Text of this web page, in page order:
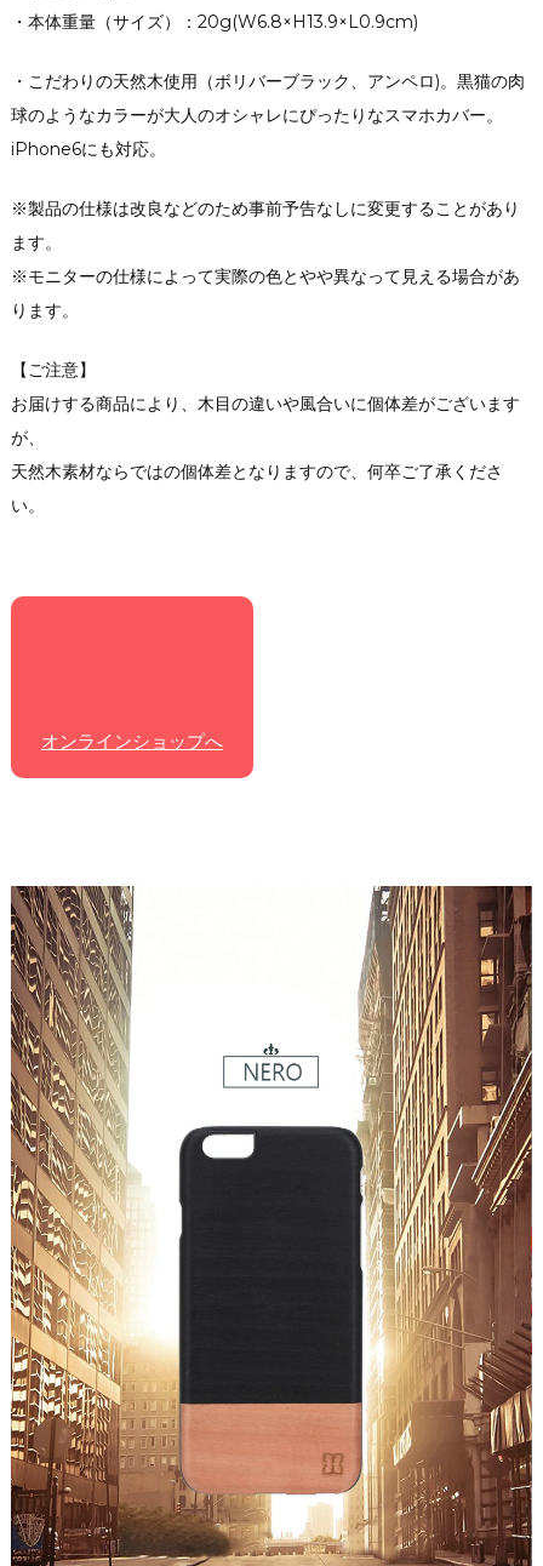
・本体重量（サイズ）：20g(W6.8×H13.9×L0.9cm)
・こだわりの天然木使用（ボリバーブラック、アンペロ)。黒猫の肉
球のようなカラーが大人のオシャレにぴったりなスマホカバー。
iPhone6にも対応。
※製品の仕様は改良などのため事前予告なしに変更することがあり
ます。
※モニターの仕様によって実際の色とやや異なって見える場合があ
ります。
【ご注意】
お届けする商品により、木目の違いや風合いに個体差がございます
が、
天然木素材ならではの個体差となりますので、何卒ご了承くださ
い。
オンラインショップへ